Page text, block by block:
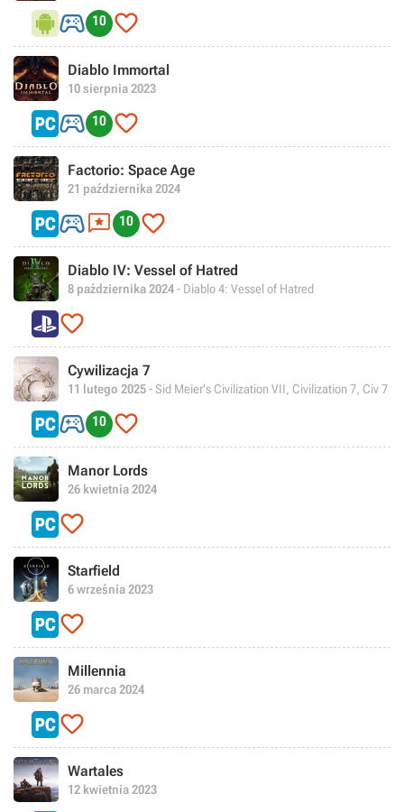
 10 
Diablo Immortal
10 sierpnia 2023
 10 
Factorio: Space Age
21 października 2024
 10 
Diablo IV: Vessel of Hatred
8 października 2024- Diablo 4: Vessel of Hatred

Cywilizacja 7
11 lutego 2025- Sid Meier's Civilization VII, Civilization 7, Civ 7
 10 
Manor Lords
26 kwietnia 2024

Starfield
6 września 2023

Millennia
26 marca 2024

Wartales
12 kwietnia 2023